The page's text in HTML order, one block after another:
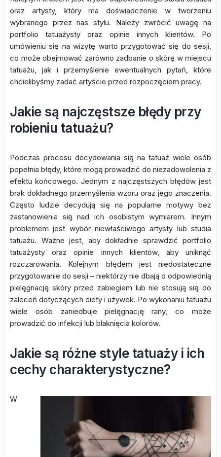
oraz artysty, który ma doświadczenie w tworzeniu
wybranego przez nas stylu. Należy zwrócić uwagę na
portfolio tatuażysty oraz opinie innych klientów. Po
umówieniu się na wizytę warto przygotować się do sesji,
co może obejmować zarówno zadbanie o skórę w miejscu
tatuażu, jak i przemyślenie ewentualnych pytań, które
chcielibyśmy zadać artyście przed rozpoczęciem pracy.
Jakie są najczęstsze błędy przy
robieniu tatuażu?
Podczas procesu decydowania się na tatuaż wiele osób
popełnia błędy, które mogą prowadzić do niezadowolenia z
efektu końcowego. Jednym z najczęstszych błędów jest
brak dokładnego przemyślenia wzoru oraz jego znaczenia.
Często ludzie decydują się na popularne motywy bez
zastanowienia się nad ich osobistym wymiarem. Innym
problemem jest wybór niewłaściwego artysty lub studia
tatuażu. Ważne jest, aby dokładnie sprawdzić portfolio
tatuażysty oraz opinie innych klientów, aby uniknąć
rozczarowania. Kolejnym błędem jest niedostateczne
przygotowanie do sesji – niektórzy nie dbają o odpowiednią
pielęgnację skóry przed zabiegiem lub nie stosują się do
zaleceń dotyczących diety i używek. Po wykonaniu tatuażu
wiele osób zaniedbuje pielęgnację rany, co może
prowadzić do infekcji lub blaknięcia kolorów.
Jakie są różne style tatuaży i ich
cechy charakterystyczne?
W